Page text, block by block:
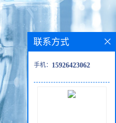
联系方式
手机： 15926423062